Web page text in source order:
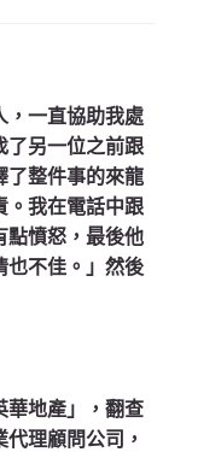
，一直協助我處
了另一位之前跟
了整件事的來龍
。我在電話中跟
點憤怒，最後他
也不佳。」然後
華地產」，翻查
理顧問公司，